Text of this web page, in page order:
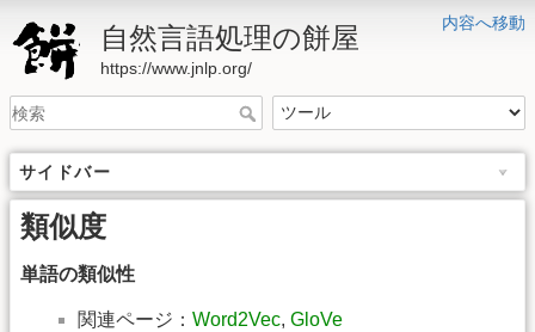
内容へ移動
自然言語処理の餅屋
https://www.jnlp.org/
サイドバー
類似度
単語の類似性
関連ページ： Word2Vec, GloVe